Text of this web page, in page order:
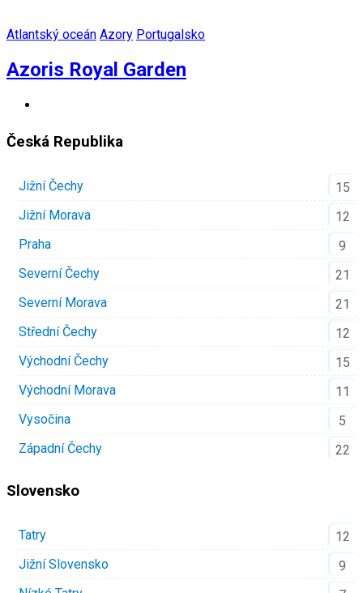
Atlantský oceán Azory Portugalsko
Azoris Royal Garden
Česká Republika
Jižní Čechy
15
Jižní Morava
12
Praha
9
Severní Čechy
21
Severní Morava
21
Střední Čechy
12
Východní Čechy
15
Východní Morava
11
Vysočina
5
Západní Čechy
22
Slovensko
Tatry
12
Jižní Slovensko
9